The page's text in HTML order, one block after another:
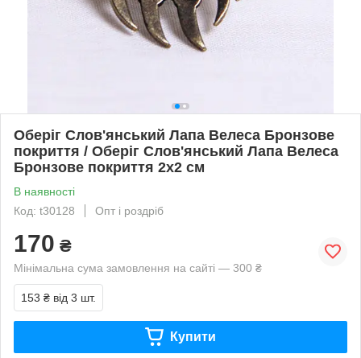
Оберіг Слов'янський Лапа Велеса Бронзове
покриття / Оберіг Слов'янський Лапа Велеса
Бронзове покриття 2x2 см
В наявності
Код: t30128
Опт і роздріб
170 ₴
Мінімальна сума замовлення на сайті — 300 ₴
153 ₴ від 3 шт.
Купити